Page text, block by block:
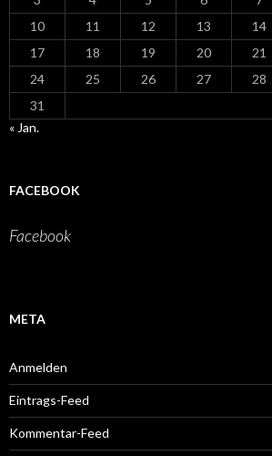
10
11 12 13 14
17
18 19 20 21
24
25 26 27 28
31
« Jan.
FACEBOOK
Facebook
META
Anmelden
Eintrags-Feed
Kommentar-Feed